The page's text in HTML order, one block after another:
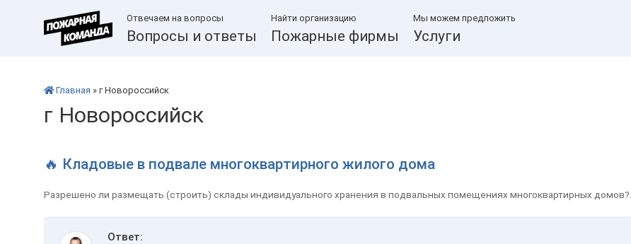
Отвечаем на вопросы
Вопросы и ответы
Найти организацию
Пожарные фирмы
Мы можем предложить
Услуги
Главная » г Новороссийск
г Новороссийск
🔥 Кладовые в подвале многоквартирного жилого дома
Разрешено ли размещать (строить) склады индивидуального хранения в подвальных помещениях многоквартирных домов?...
Ответ: